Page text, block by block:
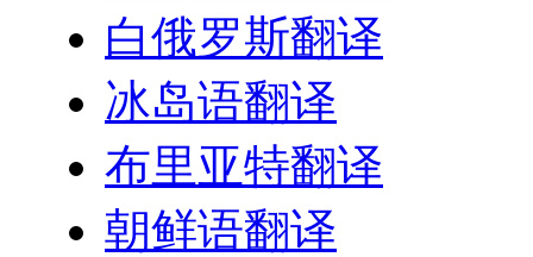
白俄罗斯翻译
冰岛语翻译
布里亚特翻译
朝鲜语翻译